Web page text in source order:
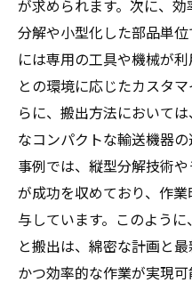
が求められます。次に、
分解や小型化した部品単
には専用の工具や機械が
との環境に応じたカスタ
らに、搬出方法において
なコンパクトな輸送機器
事例では、縦型分解技術
が成功を収めており、作
与しています。このよう
と搬出は、綿密な計画と
かつ効率的な作業が実現可